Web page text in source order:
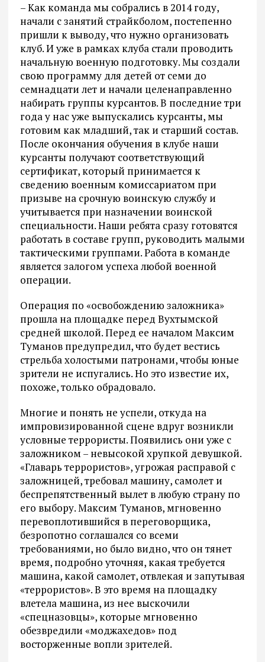
– Как команда мы собрались в 2014 году,
начали с занятий страйкболом, постепенно
пришли к выводу, что нужно организовать
клуб. И уже в рамках клуба стали проводить
начальную военную подготовку. Мы создали
свою программу для детей от семи до
семнадцати лет и начали целенаправленно
набирать группы курсантов. В последние три
года у нас уже выпускались курсанты, мы
готовим как младший, так и старший состав.
После окончания обучения в клубе наши
курсанты получают соответствующий
сертификат, который принимается к
сведению военным комиссариатом при
призыве на срочную воинскую службу и
учитывается при назначении воинской
специальности. Наши ребята сразу готовятся
работать в составе групп, руководить малыми
тактическими группами. Работа в команде
является залогом успеха любой военной
операции.
Операция по «освобождению заложника»
прошла на площадке перед Вухтымской
средней школой. Перед ее началом Максим
Туманов предупредил, что будет вестись
стрельба холостыми патронами, чтобы юные
зрители не испугались. Но это известие их,
похоже, только обрадовало.
Многие и понять не успели, откуда на
импровизированной сцене вдруг возникли
условные террористы. Появились они уже с
заложником – невысокой хрупкой девушкой.
«Главарь террористов», угрожая расправой с
заложницей, требовал машину, самолет и
беспрепятственный вылет в любую страну по
его выбору. Максим Туманов, мгновенно
перевоплотившийся в переговорщика,
безропотно соглашался со всеми
требованиями, но было видно, что он тянет
время, подробно уточняя, какая требуется
машина, какой самолет, отвлекая и запутывая
«террористов». В это время на площадку
влетела машина, из нее выскочили
«спецназовцы», которые мгновенно
обезвредили «моджахедов» под
восторженные вопли зрителей.